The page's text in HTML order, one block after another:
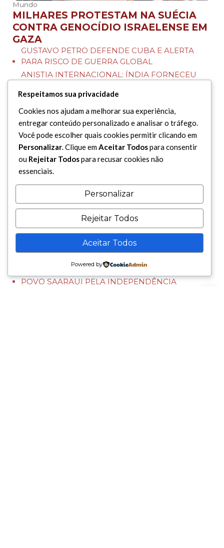
Mundo
MILHARES PROTESTAM NA SUÉCIA
CONTRA GENOCÍDIO ISRAELENSE EM
GAZA
GUSTAVO PETRO DEFENDE CUBA E ALERTA
PARA RISCO DE GUERRA GLOBAL
ANISTIA INTERNACIONAL: ÍNDIA FORNECEU
Há 3 dias — Em Mundo
DEPUTADO MAURICI PARTICIPA DE
HOMENAGEM AO IMAM HUSSEIN NA
MESQUITA DO BRÁS
HISTORIADOR LANÇA LIVRO SOBRE A LUTA DO
POVO SAARAUI PELA INDEPENDÊNCIA
Respeitamos sua privacidade
Cookies nos ajudam a melhorar sua experiência,
entregar conteúdo personalizado e analisar o tráfego.
Você pode escolher quais cookies permitir clicando em
Personalizar. Clique emAceitar Todospara consentir
ou Rejeitar Todospara recusar cookies não
essenciais.
Personalizar
Rejeitar Todos
Aceitar Todos
Powered by